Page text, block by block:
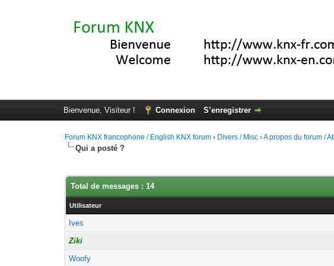
Bienvenue, Visiteur ! Connexion S’enregistrer
Forum KNX francophone / English KNX forum › Divers / Misc ›A propos du forum /
Qui a posté ?
Total de messages : 14
Utilisateur
Ives
Ziki
Woofy